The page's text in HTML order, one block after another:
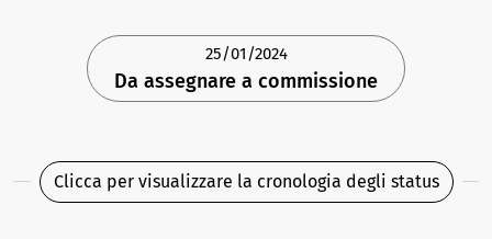
25/01/2024
Da assegnare a commissione
Clicca per visualizzare la cronologia degli status